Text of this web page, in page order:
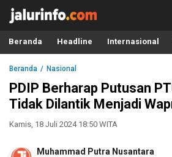
Info Terbaru, Berita Terkini Hari Ini,
Terkini, Akurat dan Terpercaya
Beranda Headline Internasional
Beranda Nasional
PDIP Berharap Putusan
Tidak Dilantik Menjadi
Kamis, 18 Juli 2024 18:50 WITA
Muhammad Putra Nusantara